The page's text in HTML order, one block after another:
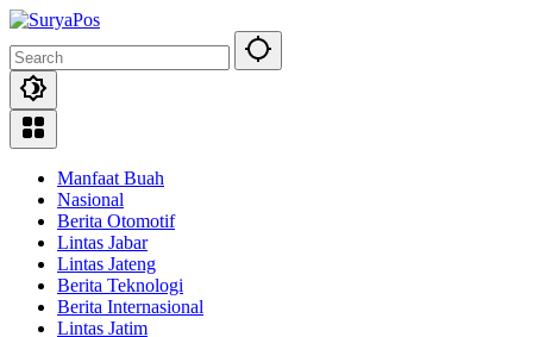
Skip
content
Manfaat Buah
Nasional
Berita Otomotif
Lintas Jabar
Lintas Jateng
Berita Teknologi
Berita Internasional
Lintas Jatim